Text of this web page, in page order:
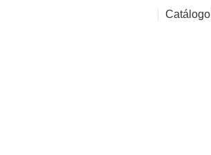
Catálogo